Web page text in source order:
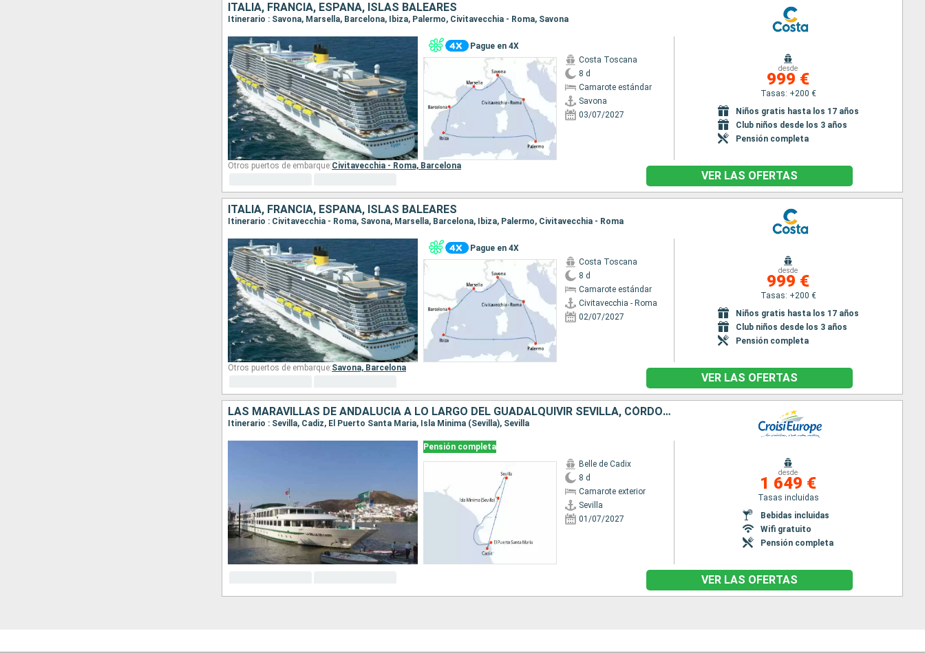
ITALIA, FRANCIA, ESPAÑA, ISLAS BALEARES
Itinerario : Savona, Marsella, Barcelona, Ibiza, Palermo, Civitavecchia - Roma, Savona
Pague en 4X
Costa Toscana
8 d
Camarote estándar
Savona
03/07/2027
desde
999 €
Tasas: +200 €
Niños gratis hasta los 17 años
Club niños desde los 3 años
Pensión completa
Otros puertos de embarque:Civitavecchia - Roma, Barcelona
VER LAS OFERTAS
ITALIA, FRANCIA, ESPAÑA, ISLAS BALEARES
Itinerario : Civitavecchia - Roma, Savona, Marsella, Barcelona, Ibiza, Palermo, Civitavecchia - Roma
Pague en 4X
Costa Toscana
8 d
Camarote estándar
Civitavecchia - Roma
02/07/2027
desde
999 €
Tasas: +200 €
Niños gratis hasta los 17 años
Club niños desde los 3 años
Pensión completa
Otros puertos de embarque:Savona, Barcelona
VER LAS OFERTAS
LAS MARAVILLAS DE ANDALUCÍA A LO LARGO DEL GUADALQUIVIR SEVILLA, CÓRDOBA Y CÁDIZ: LOS IMPRESCINDIBLES EN TODO INCLUIDO (FORMULA PUERTO/PUERTO)
Itinerario : Sevilla, Cadiz, El Puerto Santa Maria, Isla Minima (Sevilla), Sevilla
Pensión completa
Belle de Cadix
8 d
Camarote exterior
Sevilla
01/07/2027
desde
1 649 €
Tasas incluidas
Bebidas incluidas
Wifi gratuito
Pensión completa
VER LAS OFERTAS